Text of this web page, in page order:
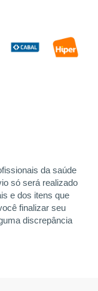
da saúde
só será realizado
e dos itens que
finalizar seu
discrepância